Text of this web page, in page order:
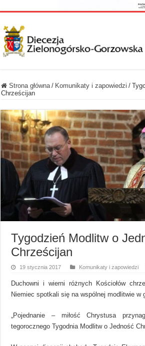
Strona główna / Komunikaty i zapowiedzi /
Chrześcijan
Tygodzień Modlitw o
Chrześcijan
19 stycznia 2017 Komunikaty i zapowiedzi
Duchowni i wierni różnych Kościołów
Niemiec spotkali się na wspólnej modlitwie w
„Pojednanie – miłość Chrystusa
tegorocznego Tygodnia Modlitw o Jedność